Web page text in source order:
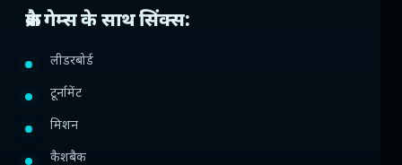
क्रैश गेम्स के साथ सिंक्स:
लीडरबोर्ड
टूर्नामेंट
मिशन
कैशबैक